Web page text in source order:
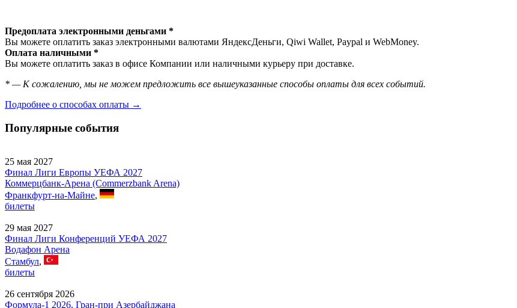
Предоплата электронными деньгами *
Вы можете оплатить заказ электронными валютами ЯндексДеньги, Qiwi Wallet, Paypal и WebMoney.
Оплата наличными *
Вы можете оплатить заказ в офисе Компании или наличными курьеру при доставке.
* — К сожалению, мы не можем предложить все вышеуказанные способы оплаты для всех событий.
Подробнее о способах оплаты →
Популярные события
25 мая 2027
Финал Лиги Европы УЕФА 2027
Коммерцбанк-Арена (Commerzbank Arena)
Франкфурт-на-Майне,
билеты
29 мая 2027
Финал Лиги Конференций УЕФА 2027
Водафон Арена
Стамбул,
билеты
26 сентября 2026
Формула-1 2026, Гран-при Азербайджана